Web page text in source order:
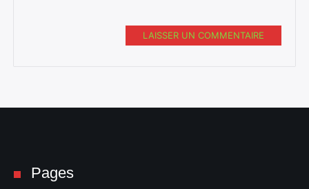
LAISSER UN COMMENTAIRE
Pages